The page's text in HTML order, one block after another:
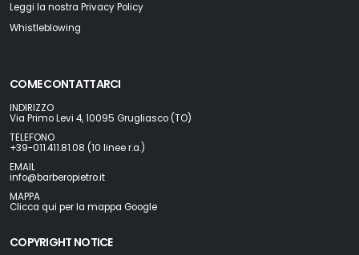
Leggi la nostra Privacy Policy
Whistleblowing
COME CONTATTARCI
INDIRIZZO
Via Primo Levi 4, 10095 Grugliasco (TO)
TELEFONO
+39-011.411.81.08 (10 linee r.a.)
EMAIL
info@barberopietro.it
MAPPA
Clicca qui per la mappa Google
COPYRIGHT NOTICE